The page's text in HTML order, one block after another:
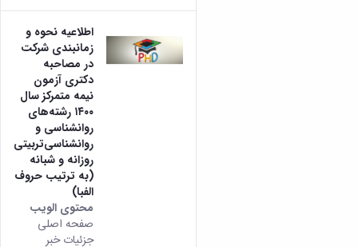
اطلاعیه نحوه و
زمانبندی شرکت
در مصاحبه
دکتری آزمون
نیمه متمرکز سال
۱۴۰۰ رشته‌های
روانشناسی و
روانشناسی‌تربیتی
روزانه و شبانه
(به ترتیب حروف
الفبا)
محتوى الويب
صفحه اصلی
جزئیات خبر